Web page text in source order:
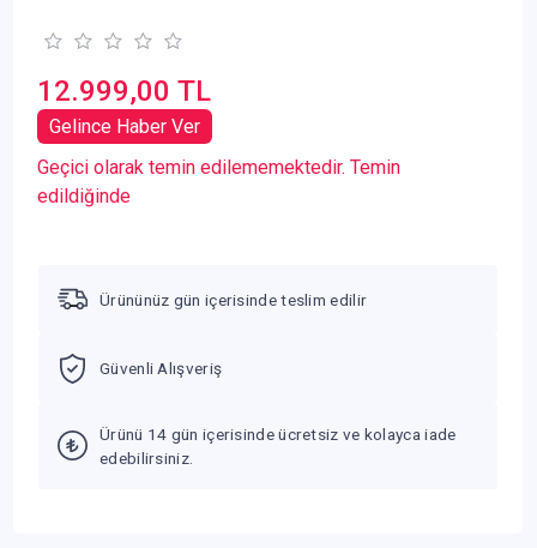
12.999,00 TL
Gelince Haber Ver
Geçici olarak temin edilememektedir. Temin
edildiğinde
Ürününüz gün içerisinde teslim edilir
Güvenli Alışveriş
Ürünü 14 gün içerisinde ücretsiz ve kolayca iade
edebilirsiniz.